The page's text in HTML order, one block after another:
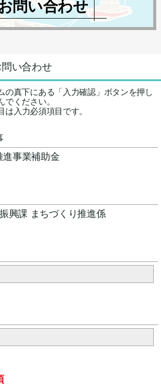
問い合わせ
い合わせ
の真下にある「入力確認」ボタンを押し
ください。
は入力必須項目です。
事業補助金
興課 まちづくり推進係